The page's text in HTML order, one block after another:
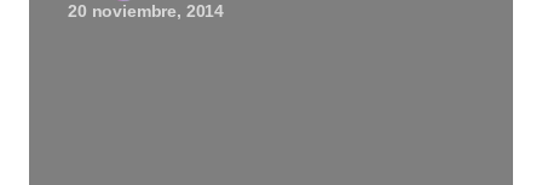
20 noviembre, 2014